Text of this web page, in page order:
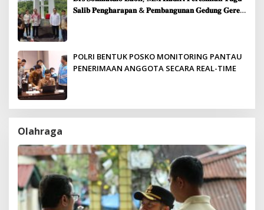
𝐒𝐚𝐥𝐢𝐛 𝐏𝐞𝐧𝐠𝐡𝐚𝐫𝐚𝐩𝐚𝐧 & 𝐏𝐞𝐦𝐛𝐚𝐧𝐠𝐮𝐧𝐚𝐧 𝐆𝐞𝐝𝐮𝐧𝐠 𝐆𝐞𝐫𝐞𝐣𝐚
POLRI BENTUK POSKO MONITORING PANTAU
PENERIMAAN ANGGOTA SECARA REAL-TIME
Olahraga